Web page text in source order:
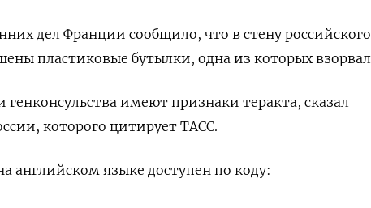
дел Франции сообщило, что в стену российского
пластиковые бутылки, одна из которых
имеют признаки теракта, сказал
которого цитирует ТАСС.
английском языке доступен по коду: